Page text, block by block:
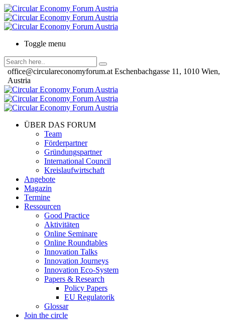
Toggle menu
office@circulareconomyforum.at Eschenbachgasse 11, 1010 Wien,
Austria
ÜBER DAS FORUM
Team
Förderpartner
Gründungspartner
International Council
Kreislaufwirtschaft
Angebote
Magazin
Termine
Ressourcen
Good Practice
Aktivitäten
Online Seminare
Online Roundtables
Innovation Talks
Innovation Journeys
Innovation Eco-System
Papers & Research
Policy Papers
EU Regulatorik
Glossar
Join the circle